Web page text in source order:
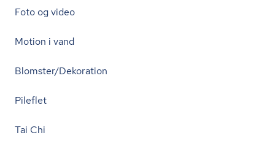
Foto og video
Motion i vand
Blomster/Dekoration
Pileflet
Tai Chi